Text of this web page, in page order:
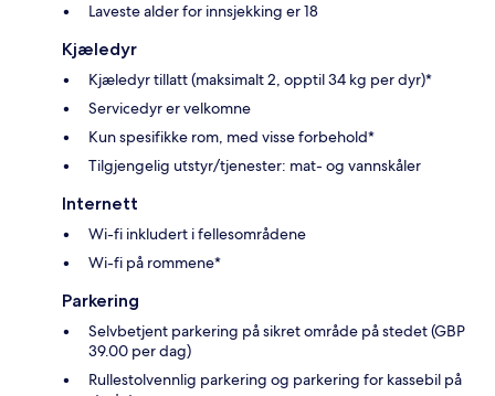
Laveste alder for innsjekking er 18
Kjæledyr
Kjæledyr tillatt (maksimalt 2, opptil 34 kg per dyr)*
Servicedyr er velkomne
Kun spesifikke rom, med visse forbehold*
Tilgjengelig utstyr/tjenester: mat- og vannskåler
Internett
Wi-fi inkludert i fellesområdene
Wi-fi på rommene*
Parkering
Selvbetjent parkering på sikret område på stedet (GBP
39.00 per dag)
Rullestolvennlig parkering og parkering for kassebil på